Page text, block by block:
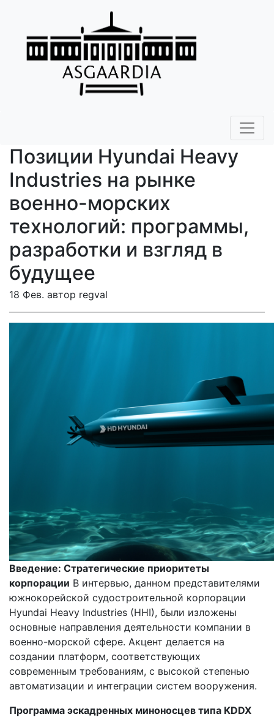
Позиции Hyundai Heavy
Industries на рынке
военно-морских
технологий: программы,
разработки и взгляд в
будущее
18 Фев. автор regval
Введение: Стратегические приоритеты
корпорации В интервью, данном представителями
южнокорейской судостроительной корпорации
Hyundai Heavy Industries (HHI), были изложены
основные направления деятельности компании в
военно-морской сфере. Акцент делается на
создании платформ, соответствующих
современным требованиям, с высокой степенью
автоматизации и интеграции систем вооружения.
Программа эскадренных миноносцев типа KDDX